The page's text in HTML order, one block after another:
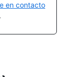
en contacto
.